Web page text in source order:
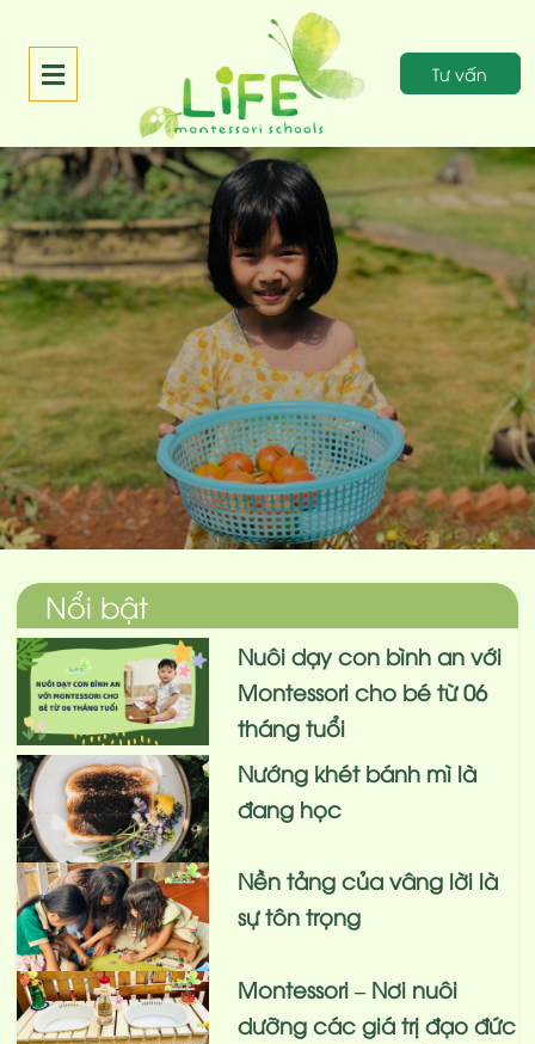
Tư vấn
Nổi bật
Nuôi dạy con bình an với
Montessori cho bé từ 06
tháng tuổi
Nướng khét bánh mì là
đang học
Nền tảng của vâng lời là
sự tôn trọng
Montessori – Nơi nuôi
dưỡng các giá trị đạo đức